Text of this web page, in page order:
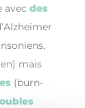
avec des
mais
(burn-